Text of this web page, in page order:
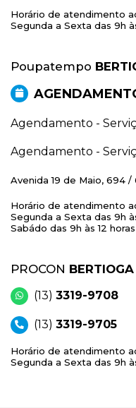
Horário de atendimento
Segunda a Sexta das 9h
Poupatempo
Agendamento -
Agendamento -
Avenida 19 de Maio, 694 /
Horário de atendimento
Segunda a Sexta das 9h
Sabádo das 9h às 12 horas
PROCON BERTIOGA
(13) 3319-9708
(13) 3319-9705
Horário de atendimento
Segunda a Sexta das 9h